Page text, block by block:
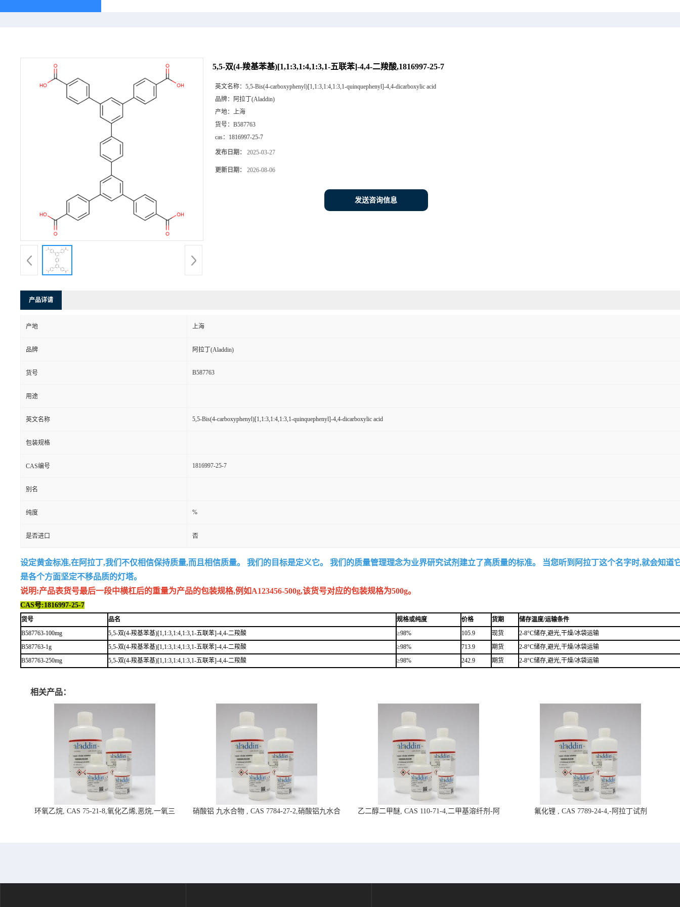
5,5-双(4-羧基苯基)[1,1:3,1:4,1:3,1-五联苯]-4,4-二羧酸,1816997-25-7
英文名称： 5,5-Bis(4-carboxyphenyl)[1,1:3,1:4,1:3,1-quinquephenyl]-4,4-dicarboxylic acid
品牌： 阿拉丁(Aladdin)
产地： 上海
货号： B587763
cas： 1816997-25-7
发布日期： 2025-03-27
更新日期： 2026-08-06
发送咨询信息
产品详请
产地 上海
品牌 阿拉丁(Aladdin)
货号 B587763
用途
英文名称 5,5-Bis(4-carboxyphenyl)[1,1:3,1:4,1:3,1-quinquephenyl]-4,4-dicarboxylic acid
包装规格
CAS编号 1816997-25-7
别名
纯度 %
是否进口 否
设定黄金标准,在阿拉丁,我们不仅相信保持质量,而且相信质量。 我们的目标是定义它。 我们的质量管理理念为业界研究试剂建立了高质量的标准。 当您听到阿拉丁这个名字时,就会知道
是各个方面坚定不移品质的灯塔。
说明:产品表货号最后一段中横杠后的重量为产品的包装规格,例如A123456-500g,该货号对应的包装规格为500g。
CAS号:1816997-25-7
货号 品名 规格或纯度 价格 货期
储存温度/运输条件
B587763-100mg
5,5-双(4-羧基苯基)[1,1:3,1:4,1:3,1-五联苯]-4,4-二羧酸 ≥98% 105.9 现货
2-8°C储存,避光,干燥/冰袋运输
B587763-1g
5,5-双(4-羧基苯基)[1,1:3,1:4,1:3,1-五联苯]-4,4-二羧酸 ≥98% 713.9 期货
2-8°C储存,避光,干燥/冰袋运输
B587763-250mg
5,5-双(4-羧基苯基)[1,1:3,1:4,1:3,1-五联苯]-4,4-二羧酸 ≥98% 242.9 期货 2-8°C储存,避光,干燥/冰袋运输
相关产品：
环氧乙烷, CAS 75-21-8,氧化乙烯,恶烷,一氧三
硝酸铝 九水合物 , CAS 7784-27-2,硝酸铝九水合
乙二醇二甲醚, CAS 110-71-4,二甲基溶纤剂-阿
氟化锂 , CAS 7789-24-4,-阿拉丁试剂